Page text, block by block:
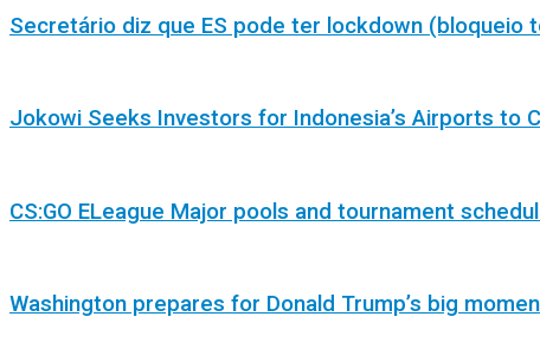
Secretário diz que ES pode ter lockdown
Jokowi Seeks Investors for Indonesia’s Airports to
CS:GO ELeague Major pools and tournament
Washington prepares for Donald Trump’s big